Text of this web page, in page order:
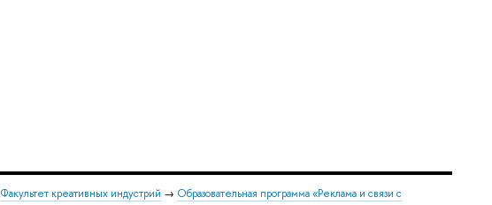
Факультет креативных индустрий → Образовательная программа «Реклама и связи с